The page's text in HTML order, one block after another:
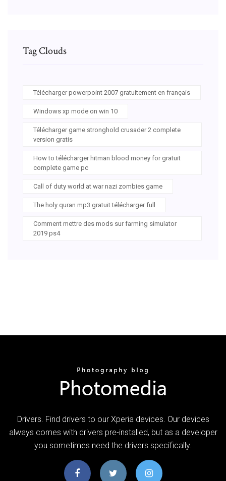
Tag Clouds
Télécharger powerpoint 2007 gratuitement en français
Windows xp mode on win 10
Télécharger game stronghold crusader 2 complete
version gratis
How to télécharger hitman blood money for gratuit
complete game pc
Call of duty world at war nazi zombies game
The holy quran mp3 gratuit télécharger full
Comment mettre des mods sur farming simulator
2019 ps4
Drivers. Find drivers to our Xperia devices. Our devices
always comes with drivers pre-installed, but as a developer
you sometimes need the drivers specifically.